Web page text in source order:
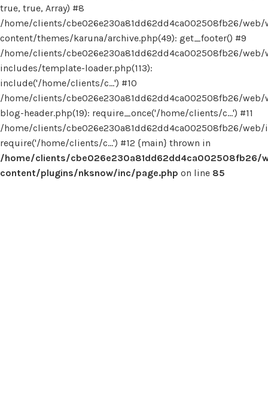
true, true, Array) #8
/home/clients/cbe026e230a81dd62dd4ca002508fb26/web/
content/themes/karuna/archive.php(49): get_footer() #9
/home/clients/cbe026e230a81dd62dd4ca002508fb26/web/
includes/template-loader.php(113):
include('/home/clients/c...') #10
/home/clients/cbe026e230a81dd62dd4ca002508fb26/web/
blog-header.php(19): require_once('/home/clients/c...') #11
/home/clients/cbe026e230a81dd62dd4ca002508fb26/web/
require('/home/clients/c...') #12 {main} thrown in
/home/clients/cbe026e230a81dd62dd4ca002508fb26/
content/plugins/nksnow/inc/page.php on line 85